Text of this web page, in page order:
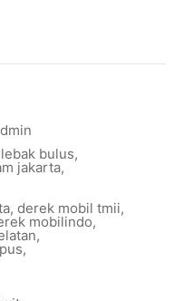
bulus,
jakarta,
, derek mobil tmii,
mobilindo,
,
,